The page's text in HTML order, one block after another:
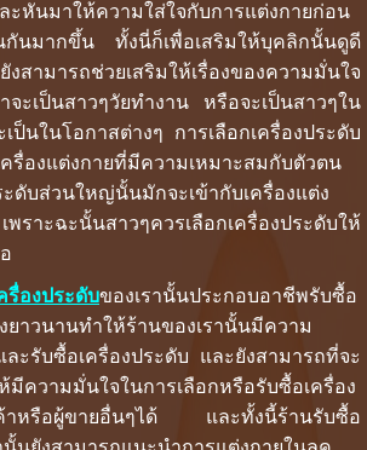
ะหันมาให้ความใส่ใจกับการแต่งกายก่อน
กันมากขึ้น ทั้งนี่ก็เพื่อเสริมให้บุคลิกนั้นดูดี
งสามารถช่วยเสริมให้เรื่องของความมั่นใจ
ะเป็นสาวๆวัยทำงาน หรือจะเป็นสาวๆใน
ป็นในโอกาสต่างๆ การเลือกเครื่องประดับ
รื่องแต่งกายที่มีความเหมาะสมกับตัวตน
ดับส่วนใหญ่นั้นมักจะเข้ากับเครื่องแต่ง
พราะฉะนั้นสาวๆควรเลือกเครื่องประดับให้
รื่องประดับของเรานั้นประกอบอาชีพรับซื้อ
ยาวนานทำให้ร้านของเรานั้นมีความ
ะรับซื้อเครื่องประดับ และยังสามารถที่จะ
ความมั่นใจในการเลือกหรือรับซื้อเครื่อง
ค้าหรือผู้ขายอื่นๆได้ และทั้งนี้ร้านรับซื้อ